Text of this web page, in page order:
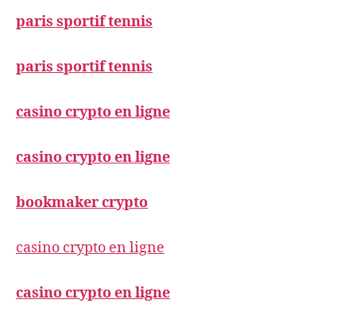
paris sportif tennis
paris sportif tennis
casino crypto en ligne
casino crypto en ligne
bookmaker crypto
casino crypto en ligne
casino crypto en ligne